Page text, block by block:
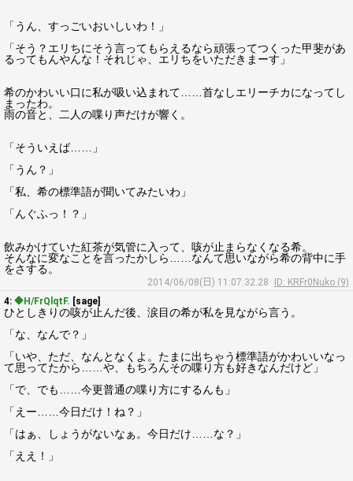
「うん、すっごいおいしいわ！」
「そう？エリちにそう言ってもらえるなら頑張ってつくった甲斐があ
るってもんやんな！それじゃ、エリちをいただきまーす」
希のかわいい口に私が吸い込まれて……首なしエリーチカになってし
まったわ。
雨の音と、二人の喋り声だけが響く。
「そういえば……」
「うん？」
「私、希の標準語が聞いてみたいわ」
「んぐふっ！？」
飲みかけていた紅茶が気管に入って、咳が止まらなくなる希。
そんなに変なことを言ったかしら……なんて思いながら希の背中に手
をさする。
2014/06/08(日) 11:07:32.28
ID: KRFr0Nuko (9)
4: ◆H/FrQlqtF. [sage]
ひとしきりの咳が止んだ後、涙目の希が私を見ながら言う。
「な、なんで？」
「いや、ただ、なんとなくよ。たまに出ちゃう標準語がかわいいなっ
て思ってたから……や、もちろんその喋り方も好きなんだけど」
「で、でも……今更普通の喋り方にするんも」
「えー……今日だけ！ね？」
「はぁ、しょうがないなぁ。今日だけ……な？」
「ええ！」